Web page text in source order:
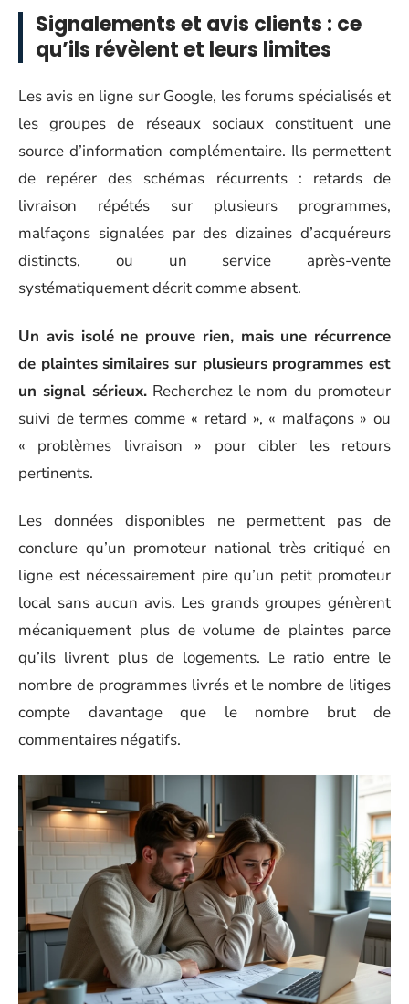
Signalements et avis clients : ce
qu’ils révèlent et leurs limites
Les avis en ligne sur Google, les forums spécialisés et
les groupes de réseaux sociaux constituent une
source d’information complémentaire. Ils permettent
de repérer des schémas récurrents : retards de
livraison répétés sur plusieurs programmes,
malfaçons signalées par des dizaines d’acquéreurs
distincts, ou un service après-vente
systématiquement décrit comme absent.
Un avis isolé ne prouve rien, mais une récurrence
de plaintes similaires sur plusieurs programmes est
un signal sérieux.Recherchez le nom du promoteur
suivi de termes comme « retard », « malfaçons » ou
« problèmes livraison » pour cibler les retours
pertinents.
Les données disponibles ne permettent pas de
conclure qu’un promoteur national très critiqué en
ligne est nécessairement pire qu’un petit promoteur
local sans aucun avis. Les grands groupes génèrent
mécaniquement plus de volume de plaintes parce
qu’ils livrent plus de logements. Le ratio entre le
nombre de programmes livrés et le nombre de litiges
compte davantage que le nombre brut de
commentaires négatifs.